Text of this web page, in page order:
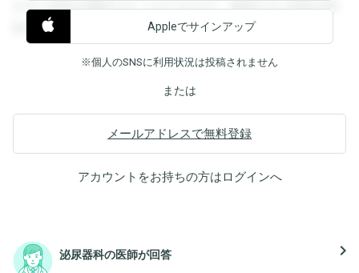
すると回答を閲覧することができます。登録すると回答を閲
覧することができます。
Appleでサインアップ
※個人のSNSに利用状況は投稿されません
または
メールアドレスで無料登録
アカウントをお持ちの方はログインへ
泌尿器科の医師が回答 navigate_next